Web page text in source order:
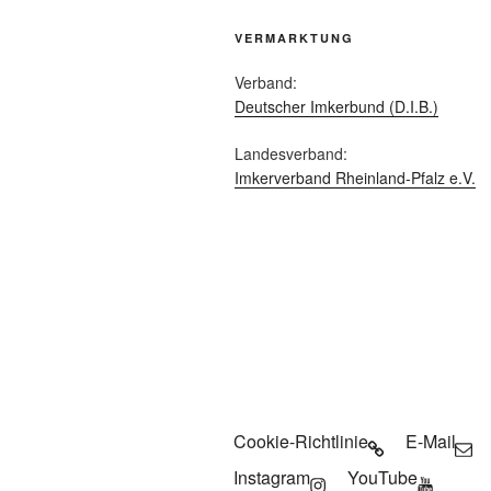
VERMARKTUNG
Verband:
Deutscher Imkerbund (D.I.B.)
Landesverband:
Imkerverband Rheinland-Pfalz e.V.
Cookie-Richtlinie
E-Mail
Instagram
YouTube